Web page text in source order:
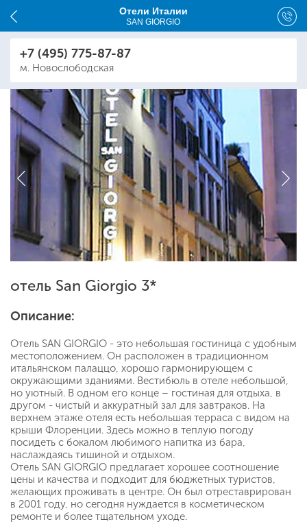
Отели Италии
SAN GIORGIO
+7 (495) 775-87-87
м. Новослободская
отель San Giorgio 3*
Описание:
Отель SAN GIORGIO - это небольшая гостиница с удобным
местоположением. Он расположен в традиционном
итальянском палаццо, хорошо гармонирующем с
окружающими зданиями. Вестибюль в отеле небольшой,
но уютный. В одном его конце – гостиная для отдыха, в
другом - чистый и аккуратный зал для завтраков. На
верхнем этаже отеля есть небольшая терраса с видом на
крыши Флоренции. Здесь можно в теплую погоду
посидеть с бокалом любимого напитка из бара,
наслаждаясь тишиной и отдыхом.
Отель SAN GIORGIO предлагает хорошее соотношение
цены и качества и подходит для бюджетных туристов,
желающих проживать в центре. Он был отреставрирован
в 2001 году, но сегодня нуждается в косметическом
ремонте и более тщательном уходе.